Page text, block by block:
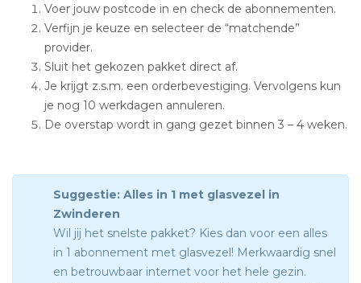
Voer jouw postcode in en check de abonnementen.
Verfijn je keuze en selecteer de “matchende”
provider.
Sluit het gekozen pakket direct af.
Je krijgt z.s.m. een orderbevestiging. Vervolgens kun
je nog 10 werkdagen annuleren.
De overstap wordt in gang gezet binnen 3 – 4 weken.
Suggestie: Alles in 1 met glasvezel in
Zwinderen
Wil jij het snelste pakket? Kies dan voor een alles
in 1 abonnement met glasvezel! Merkwaardig snel
en betrouwbaar internet voor het hele gezin.